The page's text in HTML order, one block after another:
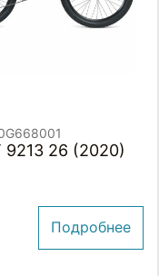
9213 26 (2020)
Подробнее